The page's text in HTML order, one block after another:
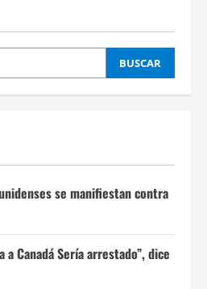
BUSCAR
se manifiestan contra
a Canadá Sería arrestado”, dice